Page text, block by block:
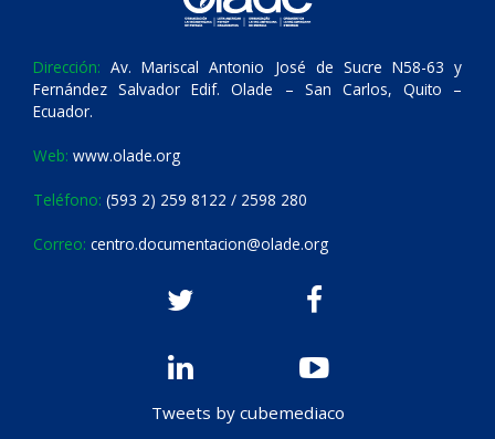
Dirección: Av. Mariscal Antonio José de Sucre N58-63 y
Fernández Salvador Edif. Olade – San Carlos, Quito –
Ecuador.
Web: www.olade.org
Teléfono: (593 2) 259 8122 / 2598 280
Correo: centro.documentacion@olade.org
Tweets by cubemediaco